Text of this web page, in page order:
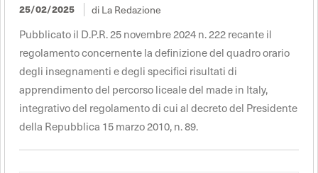
25/02/2025 di La Redazione
Pubblicato il D.P.R. 25 novembre 2024 n. 222 recante il
regolamento concernente la definizione del quadro orario
degli insegnamenti e degli specifici risultati di
apprendimento del percorso liceale del made in Italy,
integrativo del regolamento di cui al decreto del Presidente
della Repubblica 15 marzo 2010, n. 89.